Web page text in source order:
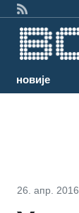
Најновије
26. апр.